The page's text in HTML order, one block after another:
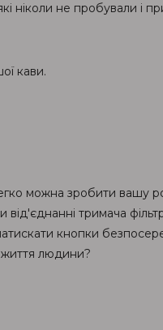
ніколи не пробували
кави.
можна зробити вашу
тримача
кнопки
життя людини?